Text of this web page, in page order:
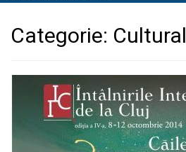
Categorie: Cultural